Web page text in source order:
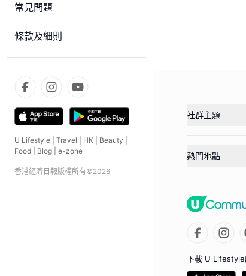
常見問題
條款及細則
U Lifestyle Travel HK Beauty
Food
Blog e-zone
香港經濟日報版權所有©2026
社群主題
熱門地點
下載 U Lifestyle